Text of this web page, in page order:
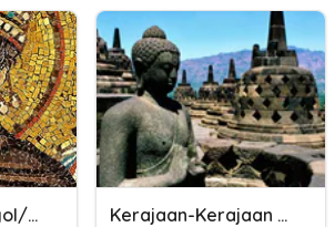
Byzantine/Mongol/Russian Review Kerajaan-Kerajaan Hindu Budha Di Inonesia